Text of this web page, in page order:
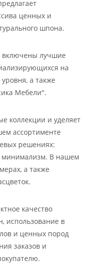
ценных и
шпона.
включены лучшие
на
а также
Мебели".
коллекции и уделяет
ассортименте
решениях:
минимализм. В нашем
а также
качество
использование в
и ценных пород
заказов и